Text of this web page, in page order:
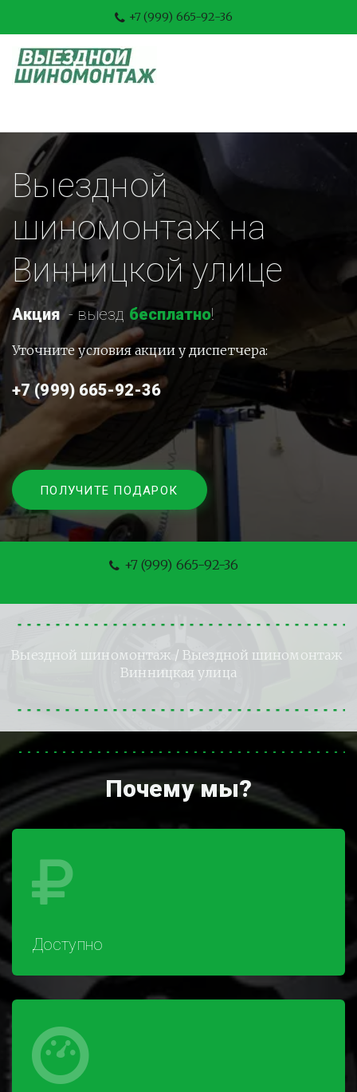
+7 (999) 665-92-36
Выездной
шиномонтаж на
Винницкой улице
Акция - выезд бесплатно!
Уточните условия акции у диспетчера:
+7 (999) 665-92-36
ПОЛУЧИТЕ ПОДАРОК
+7 (999) 665-92-36
Выездной шиномонтаж / Выездной шиномонтаж
Винницкая улица
Почему мы?
Доступно